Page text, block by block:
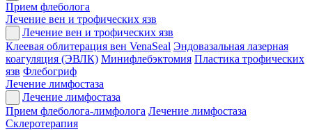
Прием флеболога
Лечение вен и трофических язв
Лечение вен и трофических язв
Клеевая облитерация вен VenaSeal Эндовазальная лазерная
коагуляция (ЭВЛК) Минифлебэктомия Пластика трофических
язв Флебогриф
Лечение лимфостаза
Лечение лимфостаза
Прием флеболога-лимфолога Лечение лимфостаза
Склеротерапия